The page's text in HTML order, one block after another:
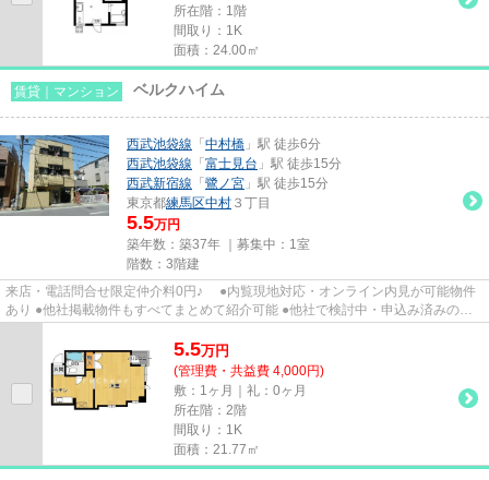
所在階：1階
間取り：1K
面積：24.00㎡
賃貸｜マンション ベルクハイム
西武池袋線 「 中村橋 」駅 徒歩6分
西武池袋線 「 富士見台 」駅 徒歩15分
西武新宿線 「 鷺ノ宮 」駅 徒歩15分
東京都練馬区中村 ３丁目
5.5万円
築年数：築37年 ｜募集中： 1室
階数：3階建
来店・電話問合せ限定仲介料0円♪ ●内覧現地対応・オンライン内見が可能物件
あり ●他社掲載物件もすべてまとめて紹介可能 ●他社で検討中・申込み済みのお
5.5万円
(管理費・共益費 4,000円)
敷：1ヶ月｜礼：0ヶ月
所在階：2階
間取り：1K
面積：21.77㎡